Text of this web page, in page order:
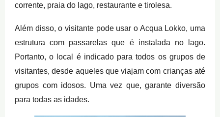
corrente, praia do lago, restaurante e tirolesa.
Além disso, o visitante pode usar o Acqua Lokko, uma
estrutura com passarelas que é instalada no lago.
Portanto, o local é indicado para todos os grupos de
visitantes, desde aqueles que viajam com crianças até
grupos com idosos. Uma vez que, garante diversão
para todas as idades.